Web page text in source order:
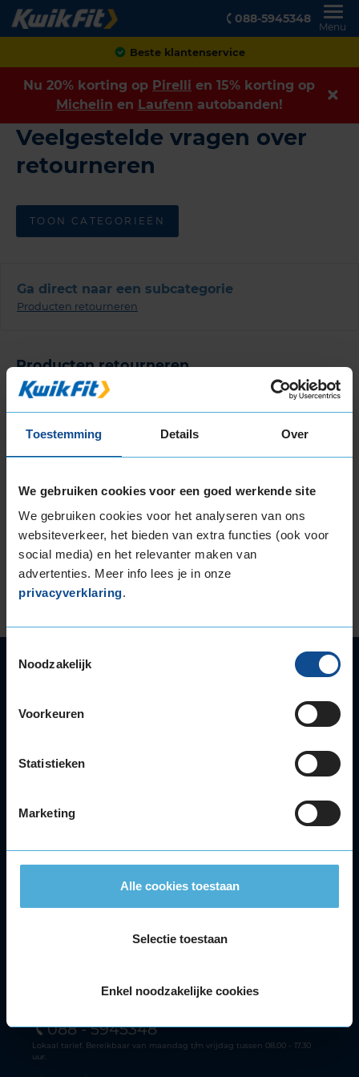
Toestemming Details Over
We gebruiken cookies voor een goed werkende site
We gebruiken cookies voor het analyseren van ons
websiteverkeer, het bieden van extra functies (ook voor
social media) en het relevanter maken van
advertenties. Meer info lees je in onze
privacyverklaring.
Noodzakelijk
Voorkeuren
Statistieken
Marketing
Alle cookies toestaan
Selectie toestaan
Enkel noodzakelijke cookies
088-5945348
Menu
Beste klantenservice
Nu 20% korting op Pirelli en 15% korting op
Michelin en Laufenn autobanden!
Veelgestelde vragen over
retourneren
TOON CATEGORIEËN
Ga direct naar een subcategorie
Producten retourneren
Producten retourneren
De autobanden voldoen niet aan mijn
verwachting, mag ik ze retourneren?
Ik heb een verkeerde/beschadigde band
ontvangen, wat moet ik doen?
De banden zijn al gemonteerd maar ik wil ze
alsnog retourneren, mag dat?
Ik heb mijn product geretourneerd, wanneer
krijg ik mijn geld terug?
Ik wil de koop ontbinden, moet ik het
Autoservice
Bandenwissel
Autoruitschade
Velgen
088 - 5945348
Lokaal tarief. Bereikbaar van maandag t/m vrijdag tussen 08.00 - 17.30
uur.